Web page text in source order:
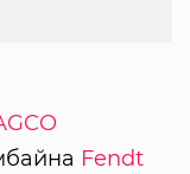
Fendt